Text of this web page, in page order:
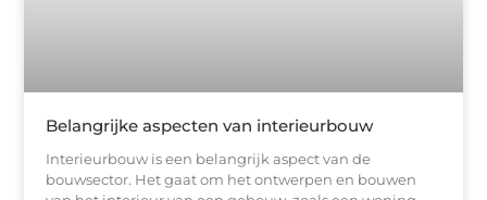
Belangrijke aspecten van interieurbouw
Interieurbouw is een belangrijk aspect van de
bouwsector. Het gaat om het ontwerpen en bouwen